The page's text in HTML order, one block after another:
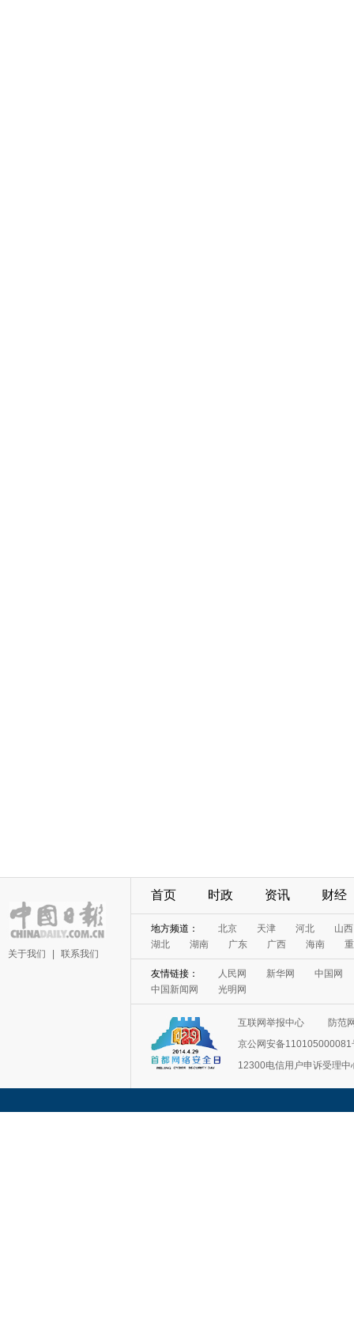
关于我们 联系我们
首页 时政 资讯 财经
地方频道： 北京 天津 河北
山西
湖北
湖南 广东 广西 海南
友情链接： 人民网 新华网
中国网
中国新闻网
光明网
互联网举报中心
防范
京公网安备110105000081
12300电信用户申诉受理中